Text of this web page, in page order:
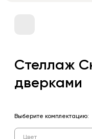
Стеллаж
дверками
Выберите комплектацию:
Цвет